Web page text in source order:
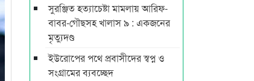
সুরঞ্জিত হত্যাচেষ্টা মামলায় আরিফ-
বাবর-গৌছসহ খালাস ৯ : একজনের
মৃত্যুদণ্ড
ইউরোপের পথে প্রবাসীদের স্বপ্ন ও
সংগ্রামের ব্যবচ্ছেদ